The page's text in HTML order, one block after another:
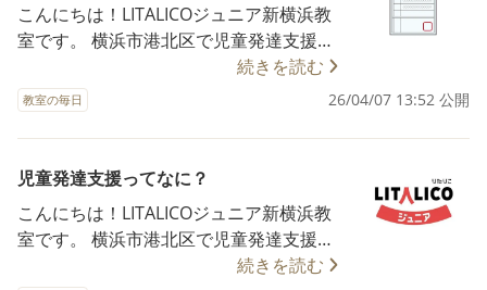
こんにちは！LITALICOジュニア新横浜教
室です。 横浜市港北区で児童発達支援・
保育所等訪問支援・放課後等デイサービ
スの多機能型事業所を運営しています。
本日は受給者証に関してよくあるご質問
についてご紹介していきたいと思いま
す！ Q1 受給者証の有効期限は？ →一年
ごとに更新が必要です！ 更新時には、再
び計画書の提出や審査があります。 Q2
申請から利用開始までどのくらいかか
る？ →自治体の窓口状況によりますが、
続きを読む
教室の毎日 26/04/07 13:52 公開
児童発達支援ってなに？
こんにちは！LITALICOジュニア新横浜教
室です。 横浜市港北区で児童発達支援・
保育所等訪問支援・放課後等デイサービ
続きを読む